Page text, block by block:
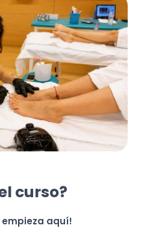
curso?
empieza aquí!